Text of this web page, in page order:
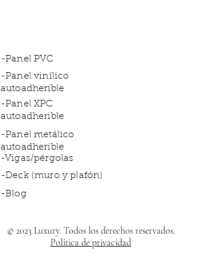
-Panel PVC
-Panel vinílico
autoadherible
-Panel XPC
autoadherible
-Panel metálico
autoadherible
-Blog
-Vigas/pérgolas
-Deck (muro y plafón)
© 2023 Luxury. Todos los derechos reservados.
Política de privacidad